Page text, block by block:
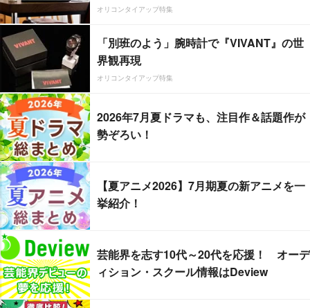
オリコンタイアップ特集
「別班のよう」腕時計で『VIVANT』の世
界観再現
オリコンタイアップ特集
2026年7月夏ドラマも、注目作＆話題作が
勢ぞろい！
【夏アニメ2026】7月期夏の新アニメを一
挙紹介！
芸能界を志す10代～20代を応援！ オーデ
ィション・スクール情報はDeview